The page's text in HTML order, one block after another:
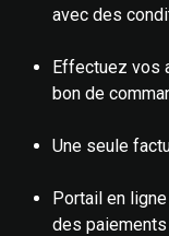
avec des
Effectuez vos
bon de
Une seule
Portail en
des